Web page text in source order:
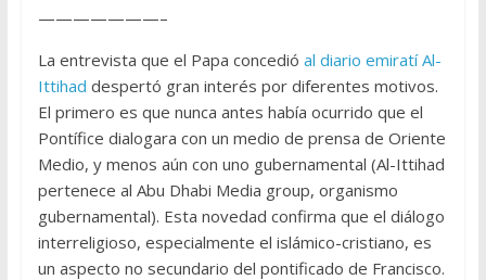
———————–
La entrevista que el Papa concedió al diario emiratí Al-
Ittihad despertó gran interés por diferentes motivos.
El primero es que nunca antes había ocurrido que el
Pontífice dialogara con un medio de prensa de Oriente
Medio, y menos aún con uno gubernamental (Al-Ittihad
pertenece al Abu Dhabi Media group, organismo
gubernamental). Esta novedad confirma que el diálogo
interreligioso, especialmente el islámico-cristiano, es
un aspecto no secundario del pontificado de Francisco.